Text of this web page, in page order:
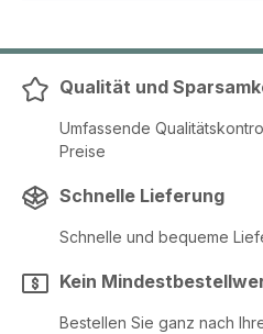
Qualität und
Umfassende
Preise
Schnelle Lieferung
Schnelle und bequeme
Kein
Bestellen Sie ganz nach